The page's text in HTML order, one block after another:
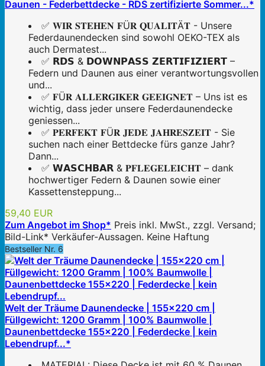
Daunen - Federbettdecke - RDS zertifizierte Sommer...*
✅ 𝐖𝐈𝐑 𝐒𝐓𝐄𝐇𝐄𝐍 𝐅Ü𝐑 𝐐𝐔𝐀𝐋𝐈𝐓Ä𝐓 - Unsere
Federdaunendecken sind sowohl OEKO-TEX als
auch Dermatest...
✅ 𝗥𝗗𝗦 & 𝗗𝗢𝗪𝗡𝗣𝗔𝗦𝗦 𝗭𝗘𝗥𝗧𝗜𝗙𝗜𝗭𝗜𝗘𝗥𝗧 –
Federn und Daunen aus einer verantwortungsvollen
und...
✅ 𝐅Ü𝐑 𝐀𝐋𝐋𝐄𝐑𝐆𝐈𝐊𝐄𝐑 𝐆𝐄𝐄𝐈𝐆𝐍𝐄𝐓 – Uns ist es
wichtig, dass jeder unsere Federdaunendecke
geniessen...
✅ 𝐏𝐄𝐑𝐅𝐄𝐊𝐓 𝐅Ü𝐑 𝐉𝐄𝐃𝐄 𝐉𝐀𝐇𝐑𝐄𝐒𝐙𝐄𝐈𝐓 - Sie
suchen nach einer Bettdecke fürs ganze Jahr?
Dann...
✅ 𝗪𝗔𝗦𝗖𝗛𝗕𝗔𝗥 & 𝐏𝐅𝐋𝐄𝐆𝐄𝐋𝐄𝐈𝐂𝐇𝐓 – dank
hochwertiger Federn & Daunen sowie einer
Kassettensteppung...
59,40 EUR
Zum Angebot im Shop* Preis inkl. MwSt., zzgl. Versand;
Bild-Link* Verkäufer-Aussagen. Keine Haftung
Bestseller Nr. 6
Welt der Träume Daunendecke | 155x220 cm |
Füllgewicht: 1200 Gramm | 100% Baumwolle |
Daunenbettdecke 155x220 | Federdecke | kein
Lebendrupf...*